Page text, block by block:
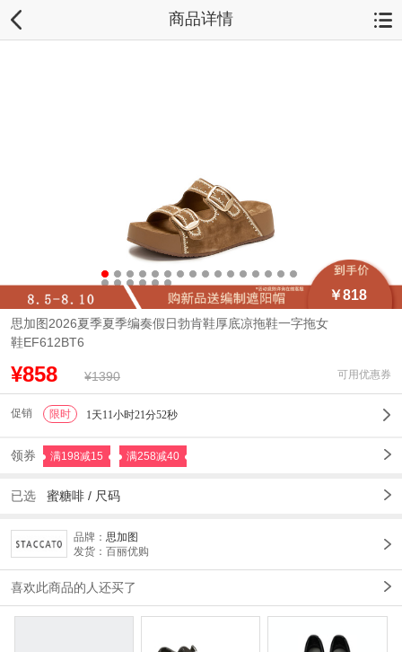
商品详情
￥818
思加图2026夏季夏季编奏假日勃肯鞋厚底凉拖鞋一字拖女
鞋EF612BT6
¥858 ¥1390 可用优惠券
促销 限时 1天11小时21分50秒
领券 满198减15 满258减40
已选 蜜糖啡 / 尺码
品牌： 思加图
发货：百丽优购
喜欢此商品的人还买了